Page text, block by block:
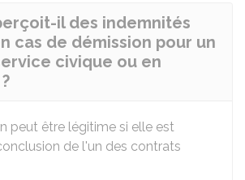
il des indemnités
cas de démission pour un
civique ou en
peut être légitime si elle est
de l'un des contrats